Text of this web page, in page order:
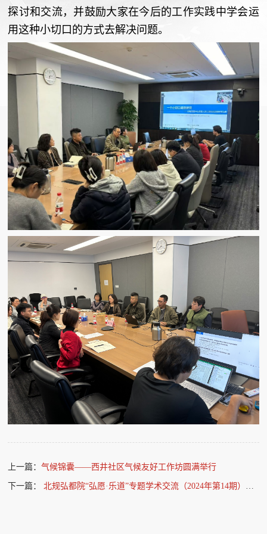
探讨和交流，并鼓励大家在今后的工作实践中学会运
用这种小切口的方式去解决问题。
上一篇：气候锦囊——西井社区气候友好工作坊圆满举行
下一篇：北规弘都院“弘愿·乐道”专题学术交流（2024年第14期）：城市更新中的规划与社会实践—以中关村科源社区改造为例